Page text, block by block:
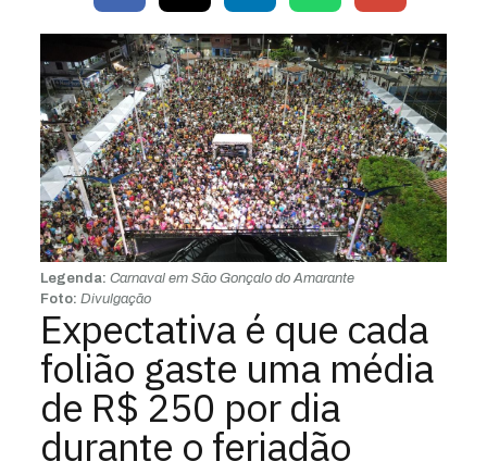
Legenda: Carnaval em São Gonçalo do Amarante
Foto: Divulgação
Expectativa é que cada
folião gaste uma média
de R$ 250 por dia
durante o feriadão